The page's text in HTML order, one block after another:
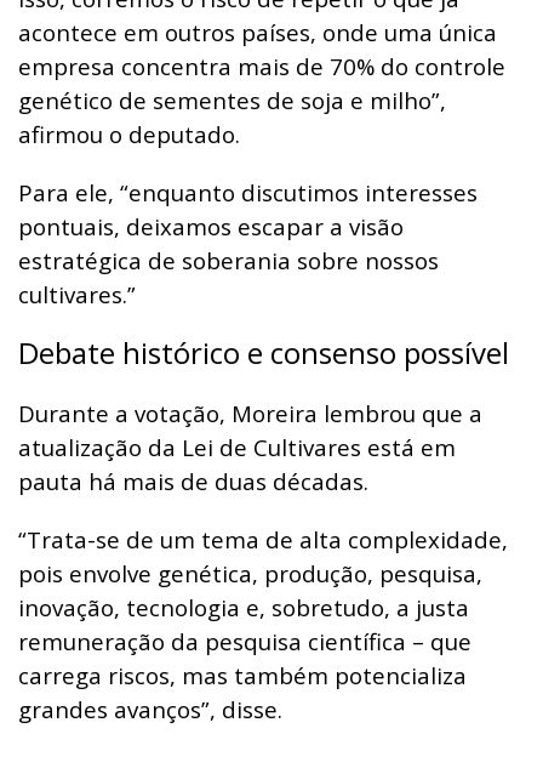
acontece em outros países, onde uma única
empresa concentra mais de 70% do controle
genético de sementes de soja e milho”,
afirmou o deputado.
Para ele, “enquanto discutimos interesses
pontuais, deixamos escapar a visão
estratégica de soberania sobre nossos
cultivares.”
Debate histórico e consenso possível
Durante a votação, Moreira lembrou que a
atualização da Lei de Cultivares está em
pauta há mais de duas décadas.
“Trata-se de um tema de alta complexidade,
pois envolve genética, produção, pesquisa,
inovação, tecnologia e, sobretudo, a justa
remuneração da pesquisa científica – que
carrega riscos, mas também potencializa
grandes avanços”, disse.